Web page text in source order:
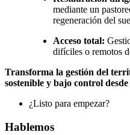
mediante un
regeneración del
Acceso total:
difíciles o remotos
Transforma la gestión del
sostenible y bajo control
¿Listo para empezar?
Hablemos